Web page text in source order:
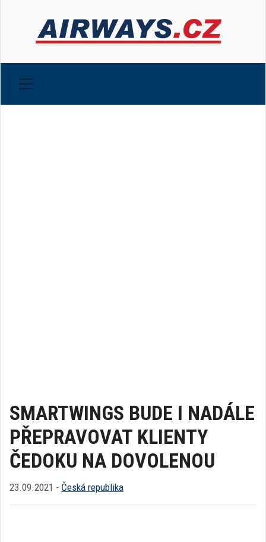
SMARTWINGS BUDE I NADÁLE
PŘEPRAVOVAT KLIENTY
ČEDOKU NA DOVOLENOU
23.09.2021 - Česká republika